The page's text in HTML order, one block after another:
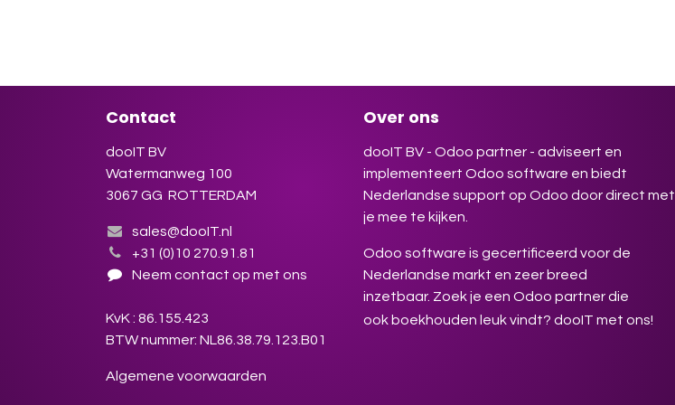
Contact
dooIT BV
Watermanweg 100
3067 GG ROTTERDAM
sales@dooIT.nl
+31 (0)10 270.91.81
Neem contact op met ons
KvK : 86.155.423
BTW nummer: NL86.38.79.123.B01
Algemene voorwaarden
Over ons
dooIT BV - Odoo partner - adviseert en
implementeert Odoo software en biedt
Nederlandse support op Odoo door direct met
je mee te kijken.
Odoo software is gecertificeerd voor de
Nederlandse markt en zeer breed
inzetbaar. Zoek je een Odoo partner die
ook boekhouden leuk vindt? dooIT met ons!